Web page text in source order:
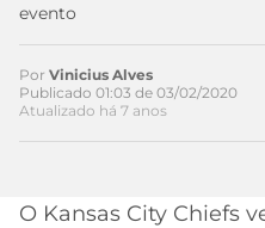
DE
APOSTAS
2026
BETBOOM
TIMES
MEU
TIME
PALMEIRAS
CAMPEONATOS
SÉRIE
ESPORTIVA
evento
Por Vinicius Alves
Publicado 01:03 de 03/02/2020
Atualizado há 7 anos
O Kansas City Chiefs